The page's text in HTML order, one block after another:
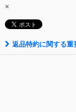
×
返品特約に関する重